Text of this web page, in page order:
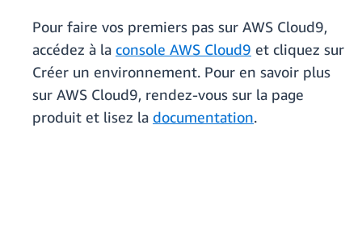
Pour faire vos premiers pas sur AWS Cloud9,
accédez à la console AWS Cloud9 et cliquez sur
Créer un environnement. Pour en savoir plus
sur AWS Cloud9, rendez-vous sur la page
produit et lisez la documentation.